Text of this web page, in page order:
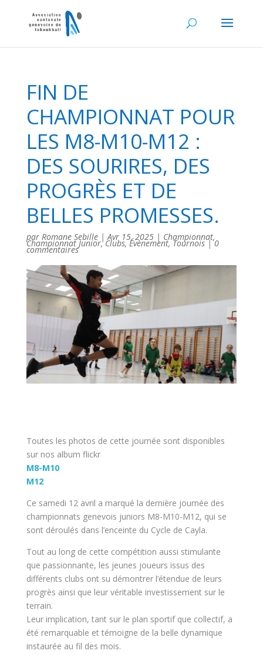
FIN DE
CHAMPIONNAT POUR
LES M8-M10-M12 :
DES SOURIRES, DES
PROGRÈS ET DE
BELLES PROMESSES.
par Romane Sebille|Avr 15, 2025| Championnat,
Championnat Junior, Clubs,Évènement,Tournois|0
commentaires
Toutes les photos de cette journée sont disponibles
sur nos album flickr
M8-M10
M12
Ce samedi 12 avril a marqué la dernière journée des
championnats genevois juniors M8-M10-M12, qui se
sont déroulés dans l’enceinte du Cycle de Cayla.
Tout au long de cette compétition aussi stimulante
que passionnante, les jeunes joueurs issus des
différents clubs ont su démontrer l’étendue de leurs
progrès ainsi que leur véritable investissement sur le
terrain.
Leur implication, tant sur le plan sportif que collectif, a
été remarquable et témoigne de la belle dynamique
instaurée au fil des mois.